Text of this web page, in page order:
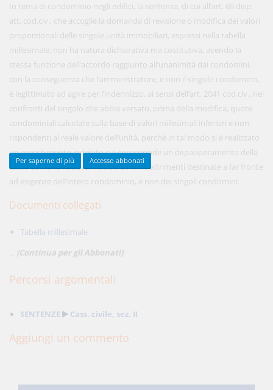
In tema di condominio negli edifici, la sentenza, di cui all’art. 69 disp.
att. cod.civ., che accoglie la domanda di revisione o modifica dei valori
proporzionali delle singole unità immobiliari, espressi nella tabella
millesimale, non ha natura dichiarativa ma costitutiva, avendo la
stessa funzione dell’accordo raggiunto all’unanimità dai condomini,
con la conseguenza che l’amministratore, e non il singolo condomino,
è legittimato ad agire per l’indennizzo, ai sensi dell’art. 2041 cod.civ., nei
confronti del singolo che abbia versato, prima della modifica, quote
condominiali calcolate sulla base di valori millesimali inferiori e non
rispondenti al reale valore dell’unità, perché in tal modo si è realizzato
un arricchimento indebito cui corrisponde un depauperamento della
cassa comune relativamente a somme altrimenti destinate a far fronte
ad esigenze dell’intero condominio, e non dei singoli condomini.
Documenti collegati
Tabella millesimale
(Continua per gli Abbonati)
Percorsi argomentali
SENTENZE Cass. civile, sez. II
Aggiungi un commento
450,00 € ANNUALI
anziché risparmi il 21%!
Acquista ora
Acquista ora
Per saperne di più Accesso abbonati